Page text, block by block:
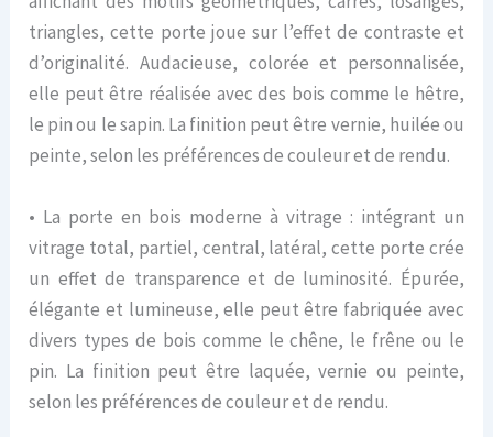
triangles, cette porte joue sur l’effet de contraste et
d’originalité. Audacieuse, colorée et personnalisée,
elle peut être réalisée avec des bois comme le hêtre,
le pin ou le sapin. La finition peut être vernie, huilée ou
peinte, selon les préférences de couleur et de rendu.
• La porte en bois moderne à vitrage : intégrant un
vitrage total, partiel, central, latéral, cette porte crée
un effet de transparence et de luminosité. Épurée,
élégante et lumineuse, elle peut être fabriquée avec
divers types de bois comme le chêne, le frêne ou le
pin. La finition peut être laquée, vernie ou peinte,
selon les préférences de couleur et de rendu.